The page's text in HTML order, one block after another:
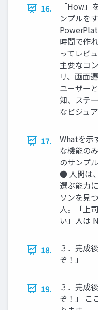
16.
「How
ンプルを
時間で作
ってレビ
主要なコ
リ、画面
ユーザー
知、ステ
なビジュ
17.
Whatを示
な機能の
のサンプ
● 人間は
選ぶ能力
ソンを見
人。「上
い」人は
18.
３．完成
ぞ！」
19.
３．完成
ぞ！」 こ